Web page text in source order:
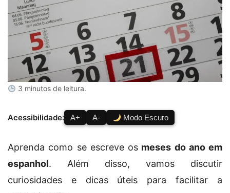
3 minutos de leitura.
Acessibilidade: A+ A- Modo Escuro
Aprenda como se escreve os meses do ano em
espanhol. Além disso, vamos discutir
curiosidades e dicas úteis para facilitar a